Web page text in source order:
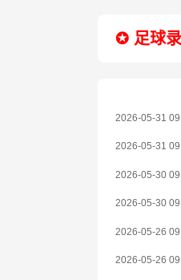
✪ 足球
2026-05-31
2026-05-31
2026-05-30
2026-05-30
2026-05-26
2026-05-26